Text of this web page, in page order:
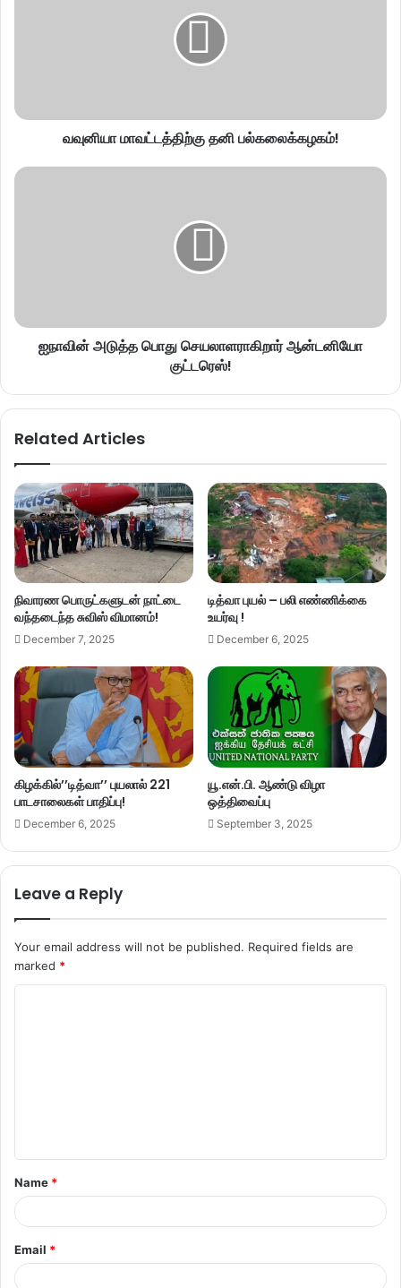
வவுனியா மாவட்டத்திற்கு தனி பல்கலைக்கழகம்!
ஐநாவின் அடுத்த பொது செயலாளராகிறார் ஆன்டனியோ
குட்டரெஸ்!
Related Articles
நிவாரண பொருட்களுடன் நாட்டை
வந்தடைந்த சுவிஸ் விமானம்!
December 7, 2025
டித்வா புயல் – பலி எண்ணிக்கை
உயர்வு !
December 6, 2025
கிழக்கில்’’டித்வா’’ புயலால் 221
பாடசாலைகள் பாதிப்பு!
December 6, 2025
யூ.என்.பி. ஆண்டு விழா
ஒத்திவைப்பு
September 3, 2025
Leave a Reply
Your email address will not be published. Required fields are
marked *
t
*
Name *
Email *